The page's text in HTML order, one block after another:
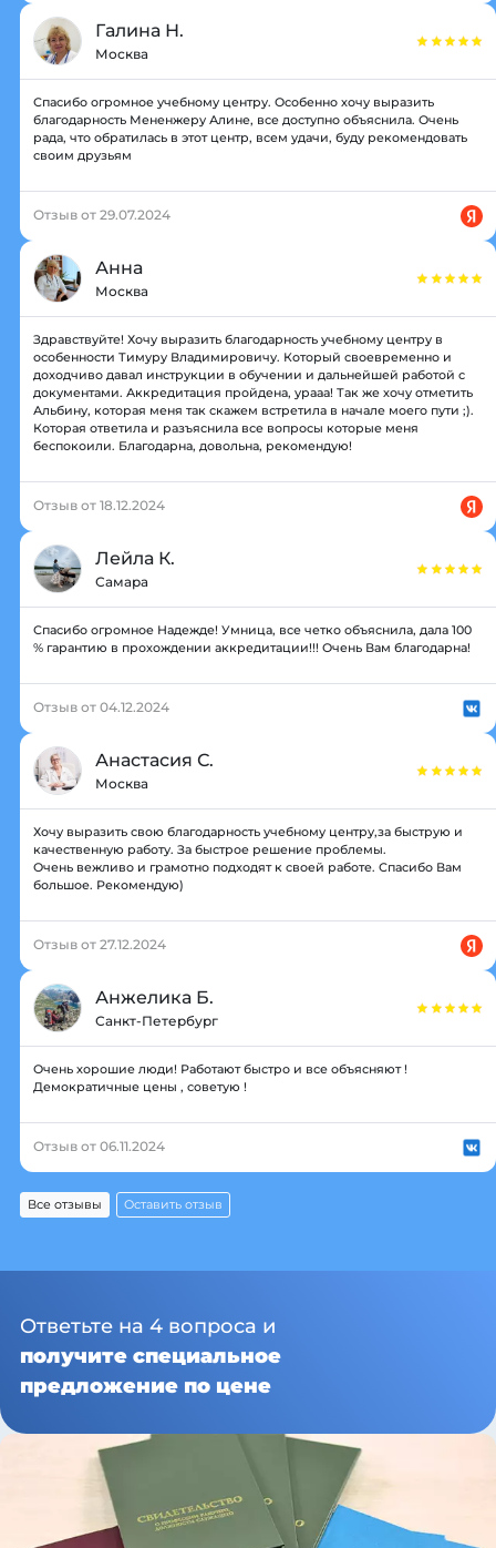
Галина Н.
Москва
Спасибо огромное учебному центру. Особенно хочу выразить
благодарность Мененжеру Алине, все доступно объяснила. Очень
рада, что обратилась в этот центр, всем удачи, буду рекомендовать
своим друзьям
Отзыв от 29.07.2024
Анна
Москва
Здравствуйте! Хочу выразить благодарность учебному центру в
особенности Тимуру Владимировичу. Который своевременно и
доходчиво давал инструкции в обучении и дальнейшей работой с
документами. Аккредитация пройдена, урааа! Так же хочу отметить
Альбину, которая меня так скажем встретила в начале моего пути ;).
Которая ответила и разъяснила все вопросы которые меня
беспокоили. Благодарна, довольна, рекомендую!
Отзыв от 18.12.2024
Лейла К.
Самара
Спасибо огромное Надежде! Умница, все четко объяснила, дала 100
% гарантию в прохождении аккредитации!!! Очень Вам благодарна!
Отзыв от 04.12.2024
Анастасия С.
Москва
Хочу выразить свою благодарность учебному центру,за быструю и
качественную работу. За быстрое решение проблемы.
Очень вежливо и грамотно подходят к своей работе. Спасибо Вам
большое. Рекомендую)
Отзыв от 27.12.2024
Анжелика Б.
Санкт-Петербург
Очень хорошие люди! Работают быстро и все объясняют !
Демократичные цены , советую !
Отзыв от 06.11.2024
Все отзывы Оставить отзыв
Ответьте на 4 вопроса и
получите специальное
предложение по цене